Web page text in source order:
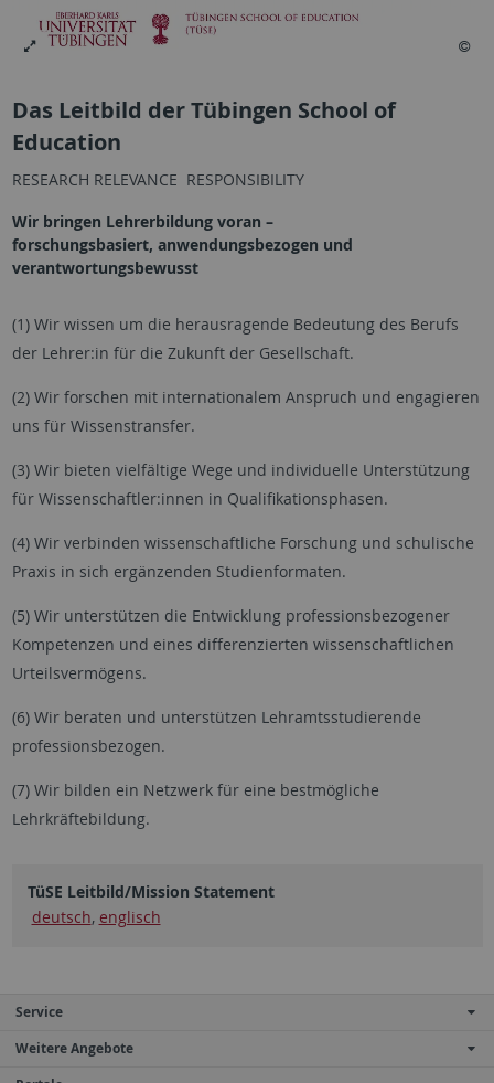
Das Leitbild der Tübingen School of
Education
RESEARCH RELEVANCE RESPONSIBILITY
Wir bringen Lehrerbildung voran –
forschungsbasiert, anwendungsbezogen und
verantwortungsbewusst
(1) Wir wissen um die herausragende Bedeutung des Berufs
der Lehrer:in für die Zukunft der Gesellschaft.
(2) Wir forschen mit internationalem Anspruch und engagieren
uns für Wissenstransfer.
(3) Wir bieten vielfältige Wege und individuelle Unterstützung
für Wissenschaftler:innen in Qualifikationsphasen.
(4) Wir verbinden wissenschaftliche Forschung und schulische
Praxis in sich ergänzenden Studienformaten.
(5) Wir unterstützen die Entwicklung professionsbezogener
Kompetenzen und eines differenzierten wissenschaftlichen
Urteilsvermögens.
(6) Wir beraten und unterstützen Lehramtsstudierende
professionsbezogen.
(7) Wir bilden ein Netzwerk für eine bestmögliche
Lehrkräftebildung.
TüSE Leitbild/Mission Statement
deutsch, englisch
Service
Weitere Angebote